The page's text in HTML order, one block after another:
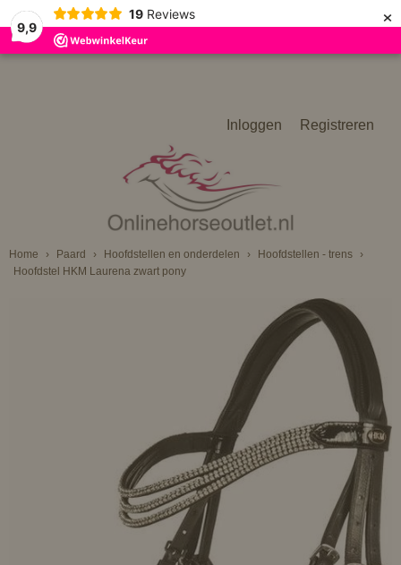
9,9
19 Reviews ×
Inloggen Registreren
Home › Paard › Hoofdstellen en onderdelen › Hoofdstellen - trens
›
Hoofdstel HKM Laurena zwart pony